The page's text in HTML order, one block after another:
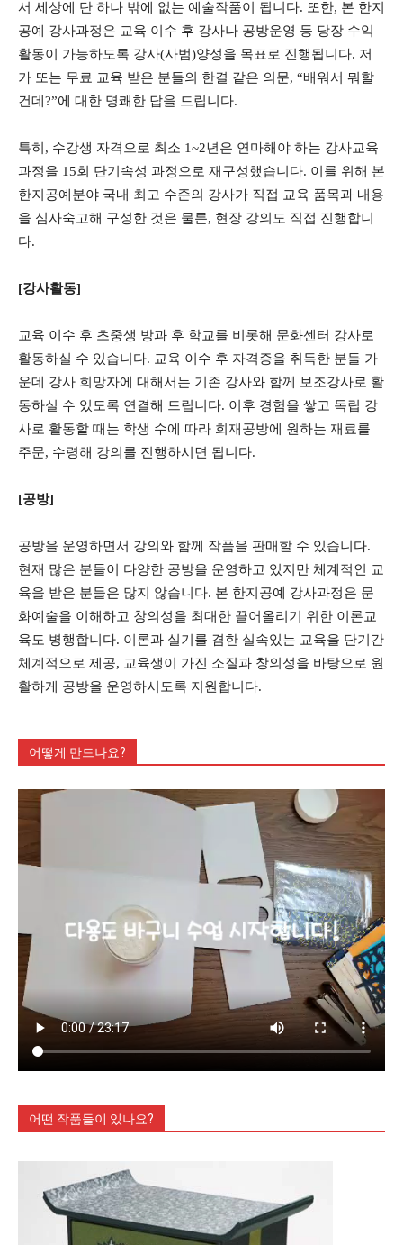
서 세상에 단 하나 밖에 없는 예술작품이 됩니다. 또한, 본 한지
공예 강사과정은 교육 이수 후 강사나 공방운영 등 당장 수익
활동이 가능하도록 강사(사범)양성을 목표로 진행됩니다. 저
가 또는 무료 교육 받은 분들의 한결 같은 의문, “배워서 뭐할
건데?”에 대한 명쾌한 답을 드립니다.
특히, 수강생 자격으로 최소 1~2년은 연마해야 하는 강사교육
과정을 15회 단기속성 과정으로 재구성했습니다. 이를 위해 본
한지공예분야 국내 최고 수준의 강사가 직접 교육 품목과 내용
을 심사숙고해 구성한 것은 물론, 현장 강의도 직접 진행합니
다.
[강사활동]
교육 이수 후 초중생 방과 후 학교를 비롯해 문화센터 강사로
활동하실 수 있습니다. 교육 이수 후 자격증을 취득한 분들 가
운데 강사 희망자에 대해서는 기존 강사와 함께 보조강사로 활
동하실 수 있도록 연결해 드립니다. 이후 경험을 쌓고 독립 강
사로 활동할 때는 학생 수에 따라 희재공방에 원하는 재료를
주문, 수령해 강의를 진행하시면 됩니다.
[공방]
공방을 운영하면서 강의와 함께 작품을 판매할 수 있습니다.
현재 많은 분들이 다양한 공방을 운영하고 있지만 체계적인 교
육을 받은 분들은 많지 않습니다. 본 한지공예 강사과정은 문
화예술을 이해하고 창의성을 최대한 끌어올리기 위한 이론교
육도 병행합니다. 이론과 실기를 겸한 실속있는 교육을 단기간
체계적으로 제공, 교육생이 가진 소질과 창의성을 바탕으로 원
활하게 공방을 운영하시도록 지원합니다.
어떻게 만드나요?
어떤 작품들이 있나요?